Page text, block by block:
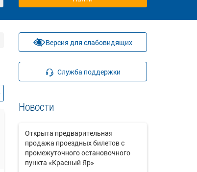
Версия для слабовидящих
Служба поддержки
Новости
Открыта предварительная
продажа проездных билетов с
промежуточного остановочного
пункта «Красный Яр»